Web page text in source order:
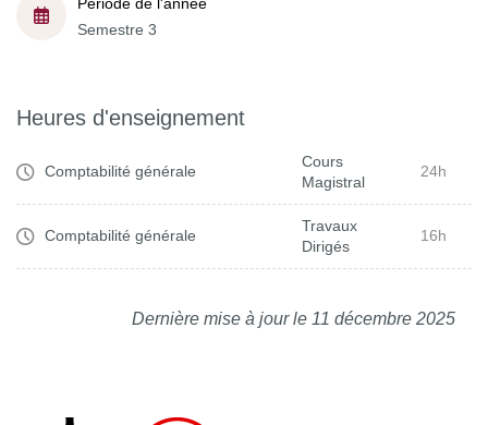
Semestre 3
Heures d'enseignement
Comptabilité générale
Cours
Magistral
24h
Comptabilité générale
Travaux
Dirigés
16h
Dernière mise à jour le 11 décembre 2025